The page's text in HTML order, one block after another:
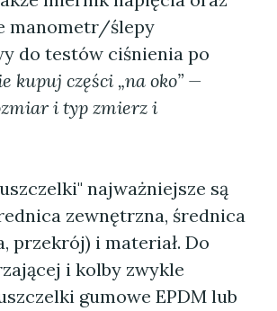
manometr/ślepy
do testów ciśnienia po
kupuj części „na oko” —
i typ zmierz i
najważniejsze są
zewnętrzna, średnica
przekrój) i materiał. Do
i kolby zwykle
gumowe EPDM lub